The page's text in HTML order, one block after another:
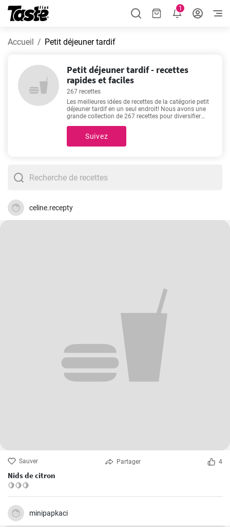
1
Accueil Petit déjeuner tardif
Petit déjeuner tardif - recettes
rapides et faciles
267 recettes
Les meilleures idées de recettes de la catégorie petit
déjeuner tardif en un seul endroit! Nous avons une
grande collection de 267 recettes pour diversifier
Si nous parlons de bonnes recettes, alors ces favoris
me viennent à l'esprit -
Suivez
celine.recepty
Sauver Partager 4
Nids de citron
🍋🍋🍋
minipapkaci